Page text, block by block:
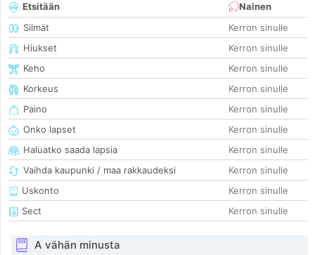
Etsitään
Nainen
Silmät
Kerron sinulle
Hiukset
Kerron sinulle
Keho
Kerron sinulle
Korkeus
Kerron sinulle
Paino
Kerron sinulle
Onko lapset
Kerron sinulle
Haluatko saada lapsia
Kerron sinulle
Vaihda kaupunki / maa rakkaudeksi
Kerron sinulle
Uskonto
Kerron sinulle
Sect
Kerron sinulle
A vähän minusta